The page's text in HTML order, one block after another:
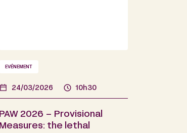
EVÉNEMENT
24/03/2026 10h30
PAW 2026 – Provisional
Measures: the lethal